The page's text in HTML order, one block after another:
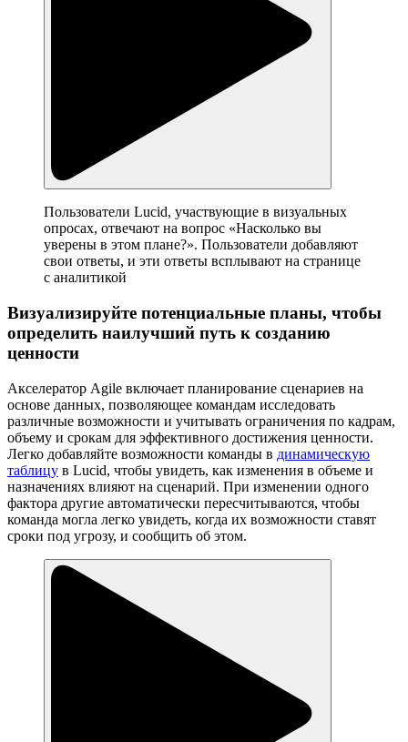
Пользователи Lucid, участвующие в визуальных
опросах, отвечают на вопрос «Насколько вы
уверены в этом плане?». Пользователи добавляют
свои ответы, и эти ответы всплывают на странице
с аналитикой
Визуализируйте потенциальные планы, чтобы
определить наилучший путь к созданию
ценности
Акселератор Agile включает планирование сценариев на
основе данных, позволяющее командам исследовать
различные возможности и учитывать ограничения по кадрам,
объему и срокам для эффективного достижения ценности.
Легко добавляйте возможности команды в динамическую
таблицу в Lucid, чтобы увидеть, как изменения в объеме и
назначениях влияют на сценарий. При изменении одного
фактора другие автоматически пересчитываются, чтобы
команда могла легко увидеть, когда их возможности ставят
сроки под угрозу, и сообщить об этом.